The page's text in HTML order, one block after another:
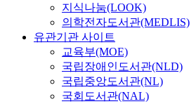
지식나눔(LOOK)
의학전자도서관(MEDLIS)
유관기관 사이트
교육부(MOE)
국립장애인도서관(NLD)
국립중앙도서관(NL)
국회도서관(NAL)